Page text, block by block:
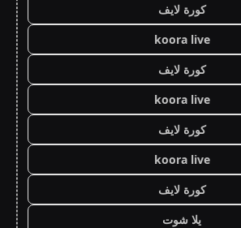
كورة لايف
koora live
كورة لايف
koora live
كورة لايف
koora live
كورة لايف
يلا شوت